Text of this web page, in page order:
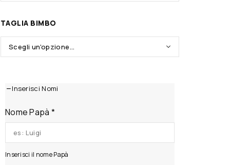
TAGLIA BIMBO
Inserisci Nomi
Nome Papà *
Inserisci il nome Papà